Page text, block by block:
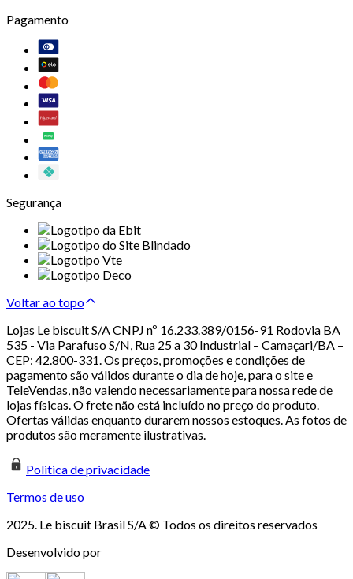
Pagamento
Segurança
Voltar ao topo
Lojas Le biscuit S/A CNPJ nº 16.233.389/0156-91 Rodovia BA
535 - Via Parafuso S/N, Rua 25 a 30 Industrial – Camaçari/BA –
CEP: 42.800-331. Os preços, promoções e condições de
pagamento são válidos durante o dia de hoje, para o site e
TeleVendas, não valendo necessariamente para nossa rede de
lojas físicas. O frete não está incluído no preço do produto.
Ofertas válidas enquanto durarem nossos estoques. As fotos de
produtos são meramente ilustrativas.
Politica de privacidade
Termos de uso
2025. Le biscuit Brasil S/A © Todos os direitos reservados
Desenvolvido por